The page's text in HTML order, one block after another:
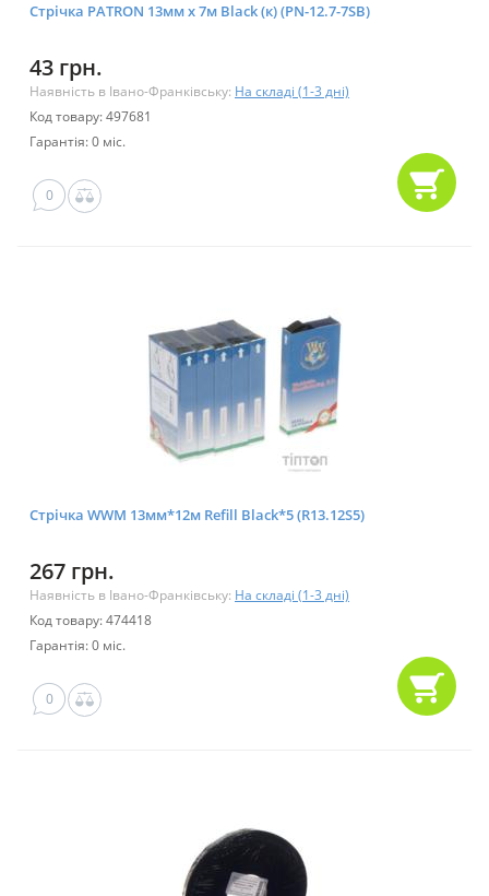
Стрічка PATRON 13мм х 7м Black (к) (PN-12.7-7SB)
43 грн.
Наявність в Івано-Франківську: На складі (1-3 дні)
Код товару: 497681
Гарантія: 0 міс.
0
Стрічка WWM 13мм*12м Refill Black*5 (R13.12S5)
267 грн.
Наявність в Івано-Франківську: На складі (1-3 дні)
Код товару: 474418
Гарантія: 0 міс.
0